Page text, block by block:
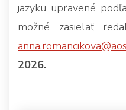
jazyku upravené
možné zasielať
2026.